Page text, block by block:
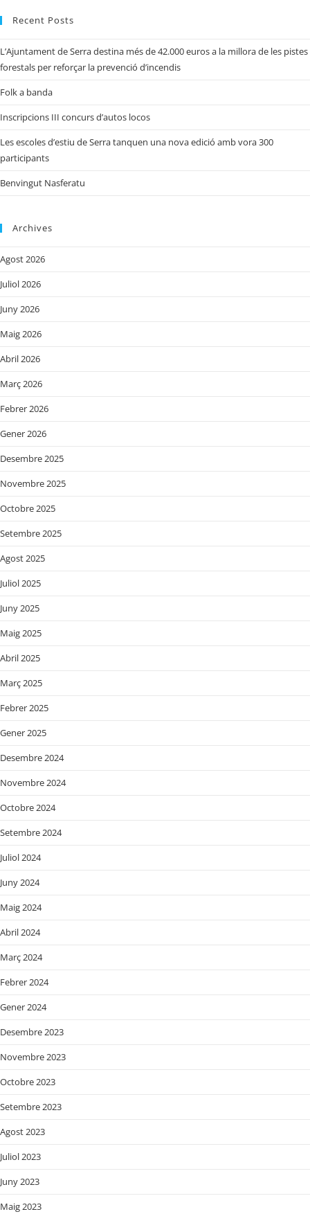
Recent Posts
L’Ajuntament de Serra destina més de 42.000 euros a la millora de les pistes
forestals per reforçar la prevenció d’incendis
Folk a banda
Inscripcions III concurs d’autos locos
Les escoles d’estiu de Serra tanquen una nova edició amb vora 300
participants
Benvingut Nasferatu
Archives
Agost 2026
Juliol 2026
Juny 2026
Maig 2026
Abril 2026
Març 2026
Febrer 2026
Gener 2026
Desembre 2025
Novembre 2025
Octobre 2025
Setembre 2025
Agost 2025
Juliol 2025
Juny 2025
Maig 2025
Abril 2025
Març 2025
Febrer 2025
Gener 2025
Desembre 2024
Novembre 2024
Octobre 2024
Setembre 2024
Juliol 2024
Juny 2024
Maig 2024
Abril 2024
Març 2024
Febrer 2024
Gener 2024
Desembre 2023
Novembre 2023
Octobre 2023
Setembre 2023
Agost 2023
Juliol 2023
Juny 2023
Maig 2023